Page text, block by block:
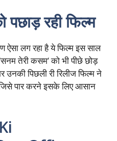
रही फिल्म
लग रहा है ये फिल्म इस साल
तेरी कसम’ को भी पीछे छोड़
उनकी पिछली री रिलीज फिल्म ने
पार करने इसके लिए आसान